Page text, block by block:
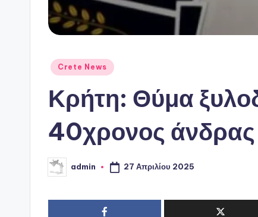
Αναρτήθηκε
Crete News
Κρήτη: Θύμα
40χρονος άνδρας
Συγγραφέας:
admin 27 Απριλίου 2025